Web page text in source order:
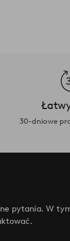
30-dniowe
pytania. W